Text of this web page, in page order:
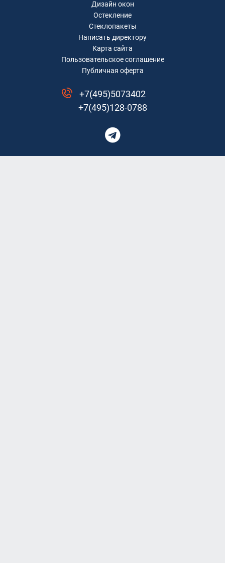
Дизайн окон
Остекление
Стеклопакеты
Написать директору
Карта сайта
Пользовательское соглашение
Публичная оферта
+7(495)5073402
+7(495)128-0788